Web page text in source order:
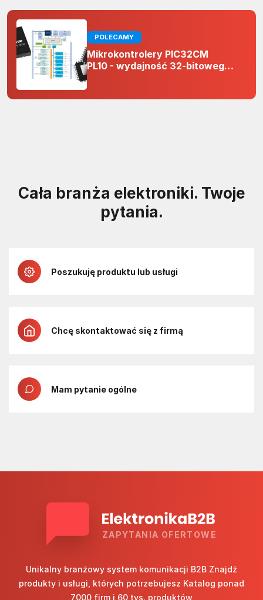
POLECAMY
Mikrokontrolery PIC32CM
PL10 - wydajność 32-bitowego
projektach 5 V
Cała branża elektroniki. Twoje
pytania.
Poszukuję produktu lub usługi
Chcę skontaktować się z firmą
Mam pytanie ogólne
ZAPYTANIA OFERTOWE
Unikalny branżowy system komunikacji B2B Znajdź
produkty i usługi, których potrzebujesz Katalog ponad
7000 firm i 60 tys. produktów